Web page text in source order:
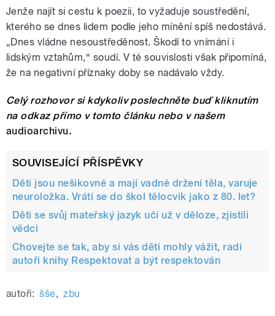
pause
Jenže najít si cestu k poezii, to vyžaduje soustředění,
kterého se dnes lidem podle jeho mínění spíš nedostává.
„Dnes vládne nesoustředěnost. Škodí to vnímání i
lidským vztahům,“ soudí. V té souvislosti však připomíná,
že na negativní příznaky doby se nadávalo vždy.
Celý rozhovor si kdykoliv poslechněte buď kliknutím
na odkaz přímo v tomto článku nebo v našem
audioarchivu.
SOUVISEJÍCÍ PŘÍSPĚVKY
Děti jsou nešikovné a mají vadné držení těla, varuje
neuroložka. Vrátí se do škol tělocvik jako z 80. let?
Děti se svůj mateřský jazyk učí už v děloze, zjistili
vědci
Chovejte se tak, aby si vás děti mohly vážit, radí
autoři knihy Respektovat a být respektován
autoři: šše, zbu